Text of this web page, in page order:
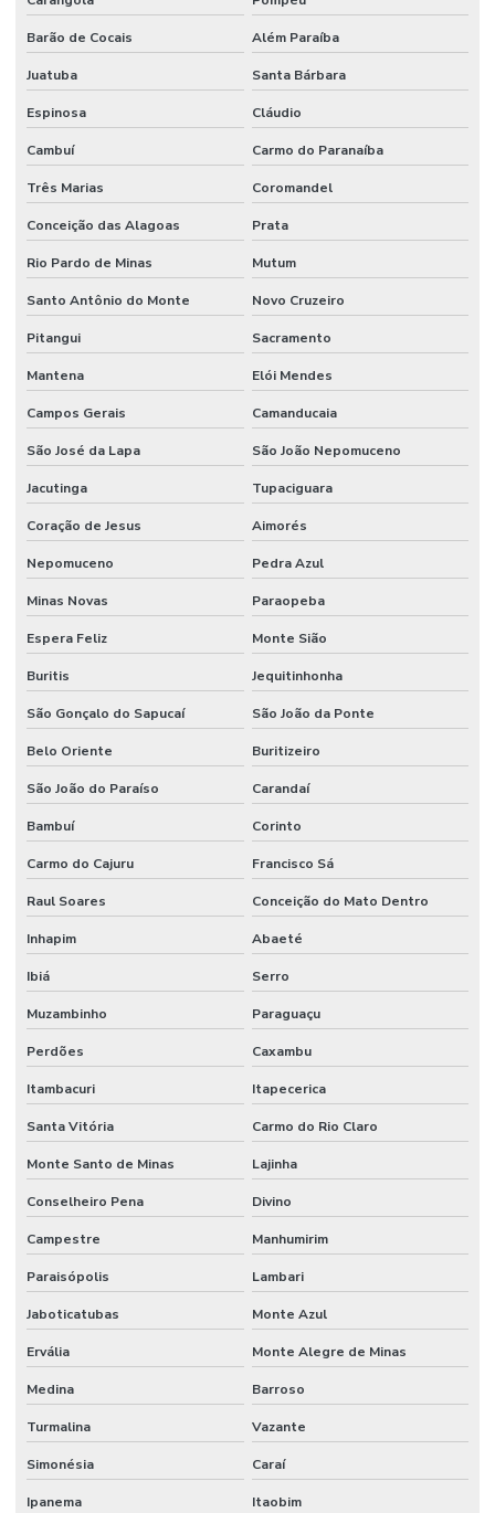
Barão de Cocais Além Paraíba
Juatuba Santa Bárbara
Espinosa Cláudio
Cambuí Carmo do Paranaíba
Três Marias Coromandel
Conceição das Alagoas Prata
Rio Pardo de Minas Mutum
Santo Antônio do Monte Novo Cruzeiro
Pitangui Sacramento
Mantena Elói Mendes
Campos Gerais Camanducaia
São José da Lapa São João Nepomuceno
Jacutinga Tupaciguara
Coração de Jesus Aimorés
Nepomuceno Pedra Azul
Minas Novas Paraopeba
Espera Feliz Monte Sião
Buritis Jequitinhonha
São Gonçalo do Sapucaí São João da Ponte
Belo Oriente Buritizeiro
São João do Paraíso Carandaí
Bambuí Corinto
Carmo do Cajuru Francisco Sá
Raul Soares Conceição do Mato Dentro
Inhapim Abaeté
Ibiá Serro
Muzambinho Paraguaçu
Perdões Caxambu
Itambacuri Itapecerica
Santa Vitória Carmo do Rio Claro
Monte Santo de Minas Lajinha
Conselheiro Pena Divino
Campestre Manhumirim
Paraisópolis Lambari
Jaboticatubas Monte Azul
Ervália Monte Alegre de Minas
Medina Barroso
Turmalina Vazante
Simonésia Caraí
Ipanema Itaobim